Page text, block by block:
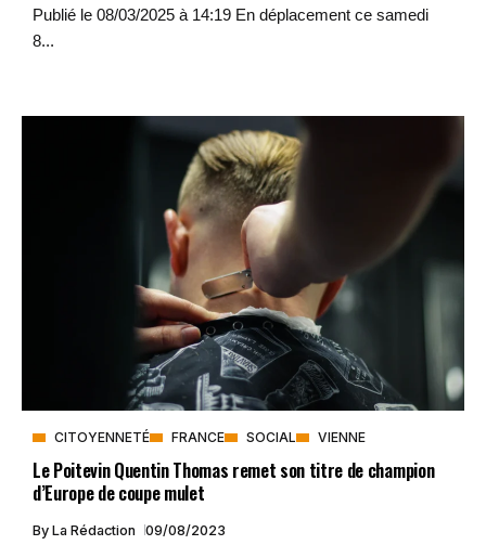
Publié le 08/03/2025 à 14:19 En déplacement ce samedi
8...
CITOYENNETÉ FRANCE SOCIAL VIENNE
Le Poitevin Quentin Thomas remet son titre de champion
d’Europe de coupe mulet
By La Rédaction 09/08/2023